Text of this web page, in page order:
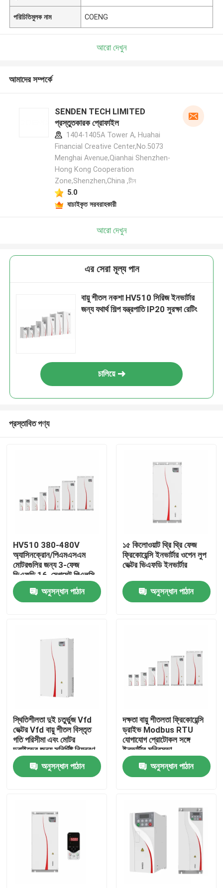
বাড়ি
আমাদের সম্পর্কে
কারখানা পরিদর্শন
গুণমান নিয়ন্ত্রণ
একটি উদ্ধৃতি অনুরোধ করুন
পরিচিতিমুলক নাম COENG
আরো দেখুন
আমাদের সম্পর্কে
SENDEN TECH LIMITED
প্রস্তুতকারক প্রোফাইল
1404-1405A Tower A, Huahai
Financial Creative Center,No.5073
Menghai Avenue,Qianhai Shenzhen-
Hong Kong Cooperation
Zone,Shenzhen,China ,চীন
5.0
যাচাইকৃত সরবরাহকারী
আরো দেখুন
এর সেরা মূল্য পান
বায়ু শীতল নকশা HV510 সিরিজ ইনভার্টার
জন্য যথার্থ শিল্প যন্ত্রপাতি IP20 সুরক্ষা রেটিং
চালিয়ে
প্রস্তাবিত পণ্য
HV510 380-480V
অ্যাসিনক্রোন/পিএমএসএম
মোটরগুলির জন্য 3-ফেজ
ভিএফডি 16-সেগমেন্ট পিএলসি
মাল্টি-স্পিড অপারেশন সমর্থনকারী
ভিএফডি অনুসন্ধান পাঠান
১৫ কিলোওয়াট থ্রি থ্রি ফেজ
ফ্রিকোয়েন্সি ইনভার্টার ওপেন লুপ
ভেক্টর ভিএফডি ইনভার্টার
অনুসন্ধান পাঠান
স্থিতিশীলতা দুই চতুর্ভুজ Vfd
ভেক্টর Vfd বায়ু শীতল বিস্তৃত
গতি পরিসীমা এবং মোটর
ড্রাইভের জন্য সুনির্দিষ্ট নিয়ন্ত্রণ
অনুসন্ধান পাঠান
দক্ষতা বায়ু শীতলতা ফ্রিকোয়েন্সি
ড্রাইভ Modbus RTU
যোগাযোগ প্রোটোকল সঙ্গে
ইনভার্টার মন্ত্রিসভা
অনুসন্ধান পাঠান